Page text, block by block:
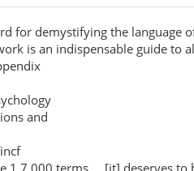
for demystifying the language
is an indispensable guide to
and
7,000 terms ... [it] deserves